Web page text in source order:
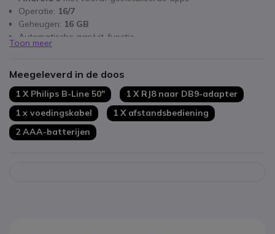
Operatie: 16/7
Geheugen: 16 GB
Automatische aan/uit-functie
Verbinding:
Toon meer
Meegeleverd in de doos
1 X Philips B-Line 50"
1 X RJ8 naar DB9-adapter
1 x voedingskabel
1 X afstandsbediening
2 AAA-batterijen